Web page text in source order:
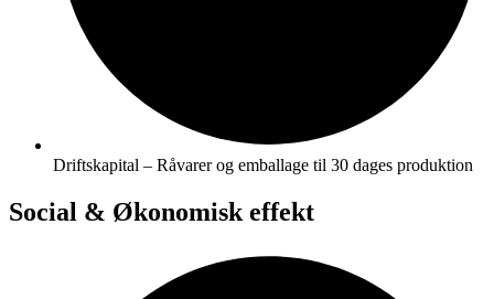
Driftskapital – Råvarer og emballage til 30 dages produktion
Social & Økonomisk effekt